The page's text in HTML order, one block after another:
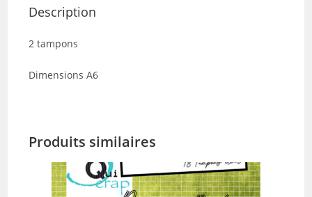
Description
2 tampons
Dimensions A6
Produits similaires